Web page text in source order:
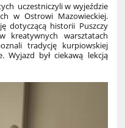
uczestniczyli w wyjeździe
w Ostrowi Mazowieckiej.
dotyczącą historii Puszczy
kreatywnych warsztatach
tradycję kurpiowskiej
Wyjazd był ciekawą lekcją